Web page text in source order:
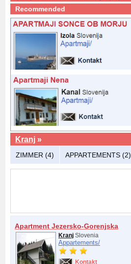
Recommended
Kranj »
ZIMMER (4) APPARTEMENTS (2)
Apartment Jezersko-Gorenjska
Kranj Slovenia
Appartements/
Kontakt